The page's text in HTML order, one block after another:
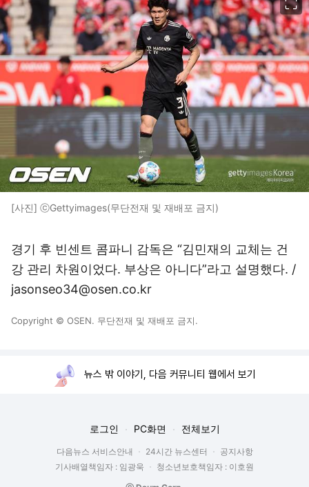
[사진] ⓒGettyimages(무단전재 및 재배포 금지)
경기 후 빈센트 콤파니 감독은 “김민재의 교체는 건
강 관리 차원이었다. 부상은 아니다”라고 설명했다. /
jasonseo34@osen.co.kr
Copyright © OSEN. 무단전재 및 재배포 금지.
뉴스 밖 이야기, 다음 커뮤니티 웹에서 보기
로그인 PC화면 전체보기
다음뉴스 서비스안내 24시간 뉴스센터
공지사항
기사배열책임자 : 임광욱
청소년보호책임자 : 이호원